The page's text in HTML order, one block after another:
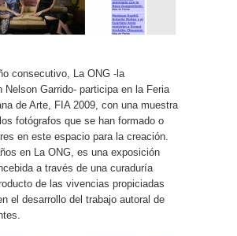
consecutivo, La ONG -la
Nelson Garrido- participa en la Feria
de Arte, FIA 2009, con una muestra
fotógrafos que se han formado o
en este espacio para la creación.
en La ONG, es una exposición
a través de una curaduría
de las vivencias propiciadas
el desarrollo del trabajo autoral de